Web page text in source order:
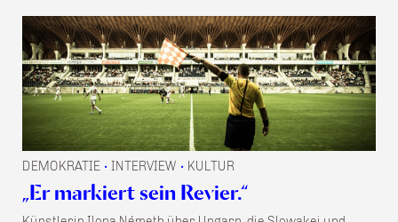
DEMOKRATIE • INTERVIEW • KULTUR
„Er markiert sein Revier.“